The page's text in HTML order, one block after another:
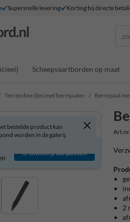
Supersnelle levering Korting bij directe
Scheepvaartborden op maat
Terreinbordjes met bermpalen Bermpaal
bestelde product kan
worden in de galerij.
Ontwerp aanpassen
2